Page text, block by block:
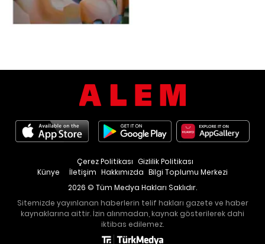
Künye İletişim Hakkımızda Bilgi Toplumu Merkezi
Çerez Politikası Gizlilik Politikası
2026 © Tüm Medya Hakları Saklıdır.
Sitemizde yayınlanan haberlerin telif hakları gazete ve haber
kaynaklarına aittir. İzin alınmadan, kaynak gösterilerek dahi
iktibas edilemez.